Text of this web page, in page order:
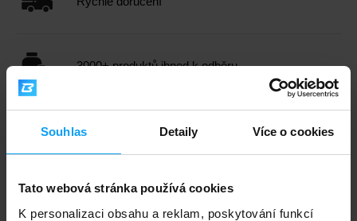
Souhlas Detaily Více o cookies
Tato webová stránka používá cookies
K personalizaci obsahu a reklam, poskytování funkcí
3000+ produktů ihned k odběru
1.000.000+ objednávek
Odborné poradenství